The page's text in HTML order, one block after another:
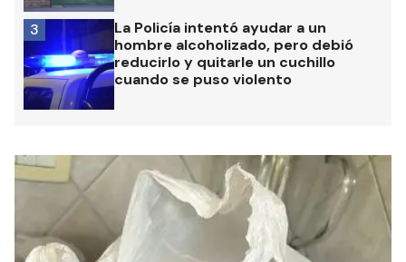
La Policía intentó ayudar a un
hombre alcoholizado, pero debió
reducirlo y quitarle un cuchillo
cuando se puso violento
3